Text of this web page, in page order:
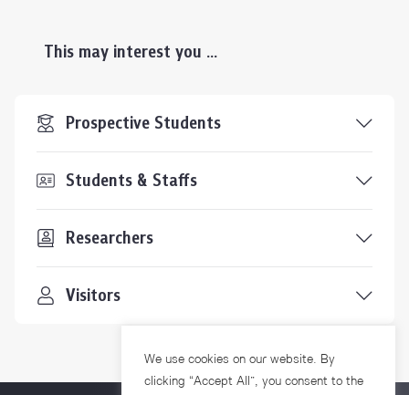
This may interest you ...
Prospective Students
Students & Staffs
Researchers
Visitors
We use cookies on our website. By
clicking “Accept All”, you consent to the